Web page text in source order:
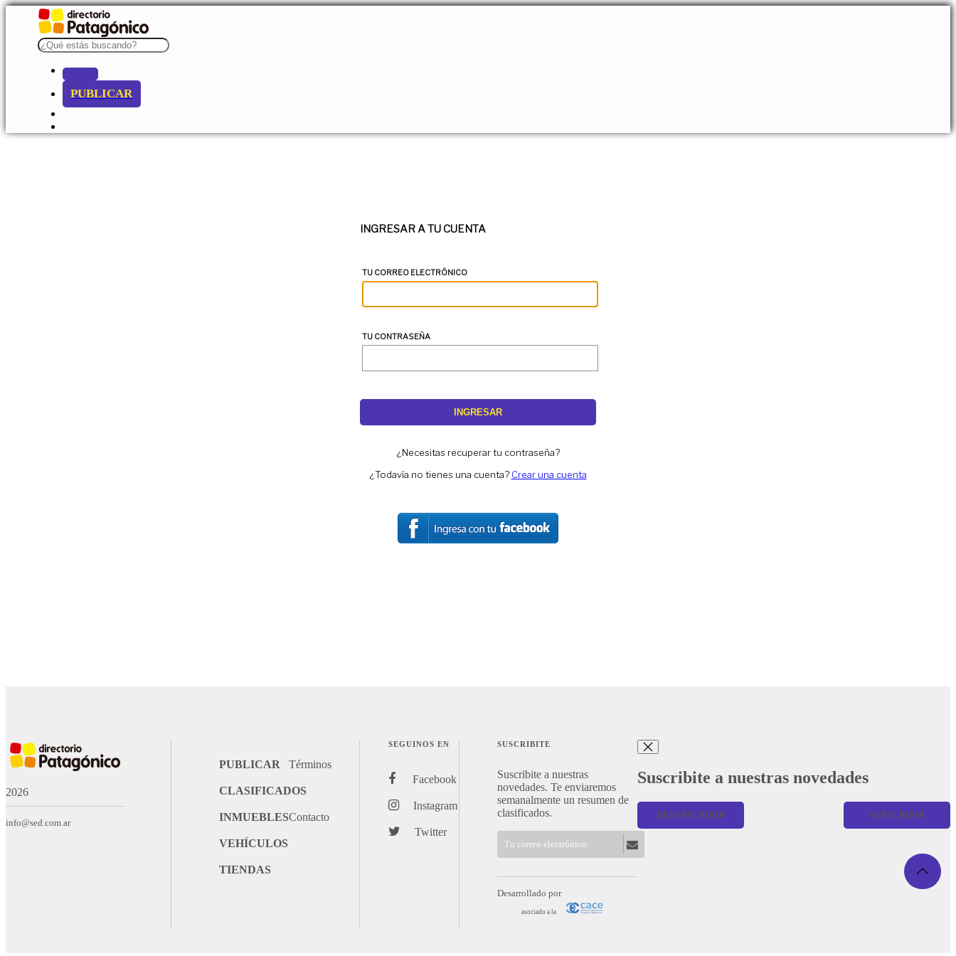
PUBLICAR
INGRESAR A TU CUENTA
TU CORREO ELECTRÓNICO
TU CONTRASEÑA
INGRESAR
¿Necesitas recuperar tu contraseña?
¿Todavía no tienes una cuenta? Crear una cuenta
2026
info@sed.com.ar
PUBLICAR
CLASIFICADOS
INMUEBLES
VEHÍCULOS
TIENDAS
Términos
Contacto
SEGUINOS EN
Facebook
Instagram
Twitter
SUSCRIBITE
Suscribite a nuestras
novedades. Te enviaremos
semanalmente un resumen de
clasificados.
Desarrollado por
asociado a la
Suscribite a nuestras novedades
DESUBSCRIBIR SUBSCRIBIR